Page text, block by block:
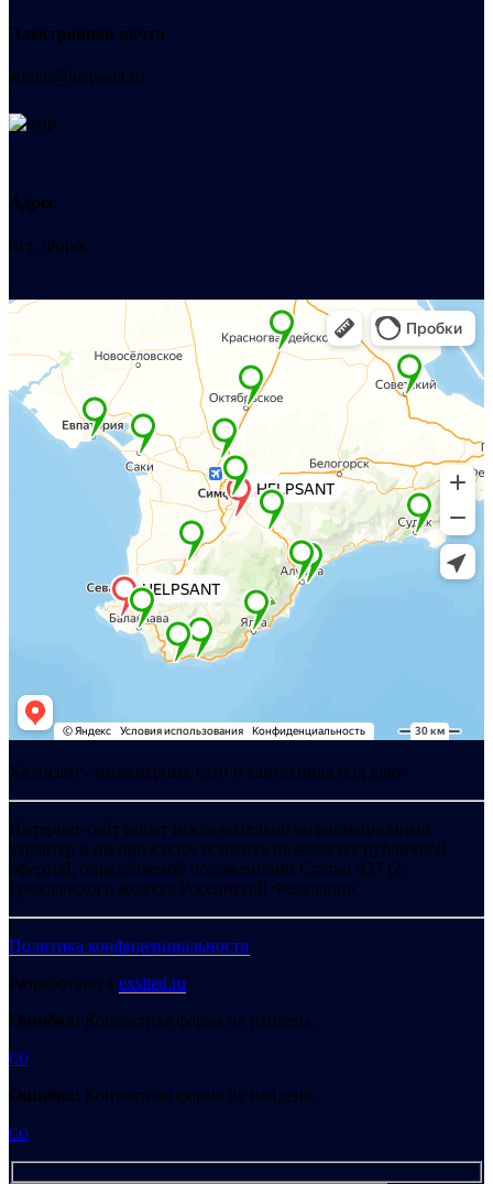
Электронная почта
admin@helpsant.ru
Адрес
пгт. Форос
Хелпсант - инженерные сети и сантехника под ключ
Интернет-сайт носит исключительно информационный
характер и ни при каких условиях не является публичной
офертой, определяемой положениями Статьи 437 (2)
Гражданского кодекса Российской Федерации.
Политика конфиденциальности
Разработано в exsited.ru
Ошибка: Контактная форма не найдена.
GO
Ошибка: Контактная форма не найдена.
GO